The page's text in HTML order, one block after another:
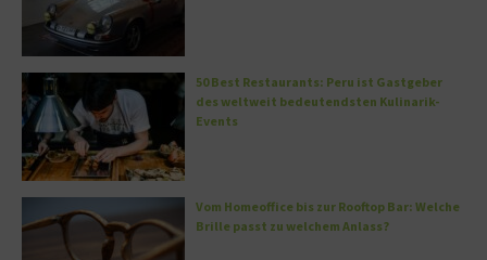
50 Best Restaurants: Peru ist Gastgeber
des weltweit bedeutendsten Kulinarik-
Events
Vom Homeoffice bis zur Rooftop Bar: Welche
Brille passt zu welchem Anlass?